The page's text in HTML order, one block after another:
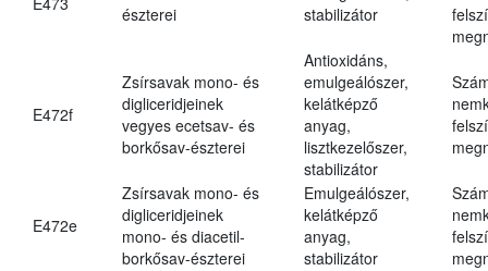
észterei
stabilizátor
E472f
Zsírsavak mono- és
digliceridjeinek
vegyes ecetsav- és
borkősav-észterei
Antioxidáns,
emulgeálószer,
kelátképző
anyag,
lisztkezelőszer,
stabilizátor
E472e
Zsírsavak mono- és
digliceridjeinek
mono- és diacetil-
borkősav-észterei
Emulgeálószer,
kelátképző
anyag,
stabilizátor